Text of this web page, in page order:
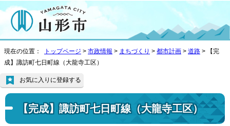
現在の位置： トップページ > 市政情報 > まちづくり > 都市計画 > 道路 > 【完
成】諏訪町七日町線（大龍寺工区）
【完成】諏訪町七日町線（大龍寺工区）
お気に入りに登録する